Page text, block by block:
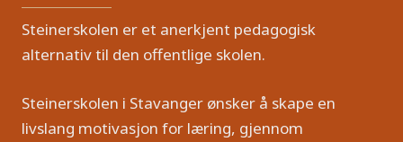
Steinerskolen er et anerkjent pedagogisk
alternativ til den offentlige skolen.
Steinerskolen i Stavanger ønsker å skape en
livslang motivasjon for læring, gjennom